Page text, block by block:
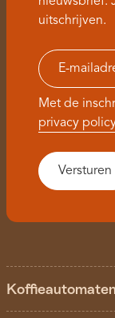
uitschrijven.
Met de
privacy
Koffieautomaten